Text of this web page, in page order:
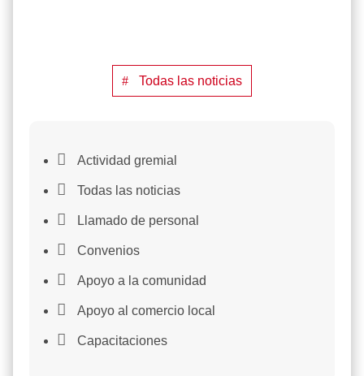
Todas las noticias
 Actividad gremial
 Todas las noticias
 Llamado de personal
 Convenios
 Apoyo a la comunidad
 Apoyo al comercio local
 Capacitaciones